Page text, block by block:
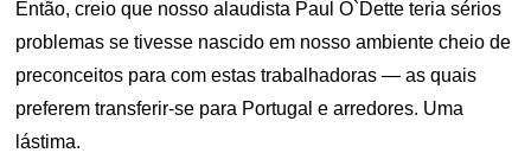
Então, creio que nosso alaudista Paul O`Dette teria sérios
problemas se tivesse nascido em nosso ambiente cheio de
preconceitos para com estas trabalhadoras — as quais
preferem transferir-se para Portugal e arredores. Uma
lástima.